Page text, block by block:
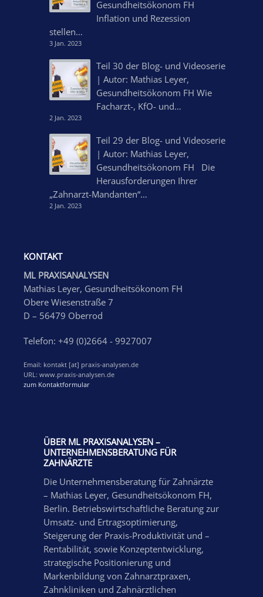
Gesundheitsökonom FH
Inflation und Rezession
stellen…
3 Jan. 2023
Teil 30 der Blog- und Videoserie
| Autor: Mathias Leyer,
Gesundheitsökonom FH Wie
Facharzt-, KfO- und…
2 Jan. 2023
Teil 29 der Blog- und Videoserie
| Autor: Mathias Leyer,
Gesundheitsökonom FH Die
Herausforderungen Ihrer
„Zahnarzt-Mandanten“…
2 Jan. 2023
KONTAKT
ML PRAXISANALYSEN
Mathias Leyer, Gesundheitsökonom FH
Obere Wiesenstraße 7
D – 56479 Oberrod
Telefon: +49 (0)2664 - 9927007
Email: kontakt [at] praxis-analysen.de
URL: www.praxis-analysen.de
zum Kontaktformular
ÜBER ML PRAXISANALYSEN –
UNTERNEHMENSBERATUNG FÜR
ZAHNÄRZTE
Die Unternehmensberatung für Zahnärzte
– Mathias Leyer, Gesundheitsökonom FH,
Berlin. Betriebswirtschaftliche Beratung zur
Umsatz- und Ertragsoptimierung,
Steigerung der Praxis-Produktivität und –
Rentabilität, sowie Konzeptentwicklung,
strategische Positionierung und
Markenbildung von Zahnarztpraxen,
Zahnkliniken und Zahnärztlichen